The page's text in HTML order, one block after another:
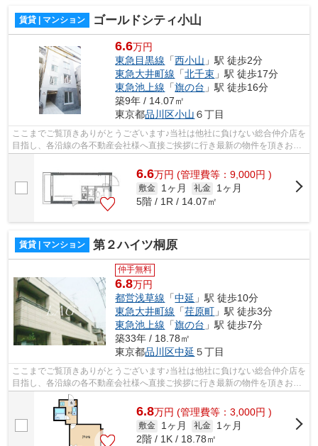
賃貸 | マンション ゴールドシティ小山
6.6万円
東急目黒線 「西小山 」駅 徒歩2分
東急大井町線 「北千束 」駅 徒歩17分
東急池上線 「旗の台 」駅 徒歩16分
築9年 / 14.07㎡
東京都品川区小山 ６丁目
ここまでご覧頂きありがとうございます♪当社は他社に負けない総合仲介店を
目指し、各沿線の各不動産会社様へ直接ご挨拶に行き最新の物件を頂きお客
様へ提供しております！最新の情報は...
6.6万円 (管理費等：9,000円 )
敷金 1ヶ月 礼金
1ヶ月
5階 / 1R / 14.07㎡
賃貸 | マンション 第２ハイツ桐原
仲手無料
6.8万円
都営浅草線 「中延 」駅 徒歩10分
東急大井町線 「荏原町 」駅 徒歩3分
東急池上線 「旗の台 」駅 徒歩7分
築33年 / 18.78㎡
東京都品川区中延 ５丁目
ここまでご覧頂きありがとうございます♪当社は他社に負けない総合仲介店を
目指し、各沿線の各不動産会社様へ直接ご挨拶に行き最新の物件を頂きお客
様へ提供しております！最新の情報は...
6.8万円 (管理費等：3,000円 )
敷金 1ヶ月 礼金
1ヶ月
2階 / 1K / 18.78㎡